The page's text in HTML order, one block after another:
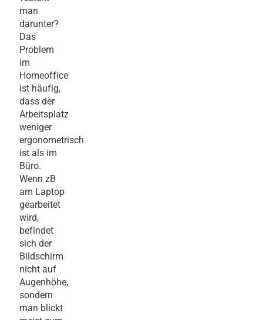
man
darunter?
Das
Problem
im
Homeoffice
ist häufig,
dass der
Arbeitsplatz
weniger
ergonometrisch
ist als im
Büro.
Wenn zB
am Laptop
gearbeitet
wird,
befindet
sich der
Bildschirm
nicht auf
Augenhöhe,
sondern
man blickt